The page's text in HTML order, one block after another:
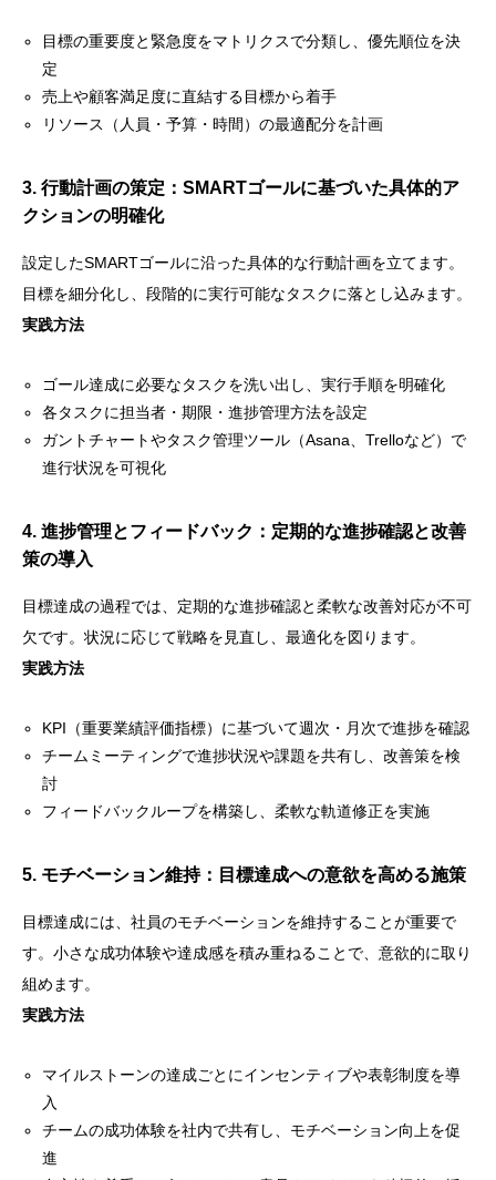
目標の重要度と緊急度をマトリクスで分類し、優先順位を決
定
売上や顧客満足度に直結する目標から着手
リソース（人員・予算・時間）の最適配分を計画
3. 行動計画の策定：SMARTゴールに基づいた具体的ア
クションの明確化
設定したSMARTゴールに沿った具体的な行動計画を立てます。
目標を細分化し、段階的に実行可能なタスクに落とし込みます。
実践方法
ゴール達成に必要なタスクを洗い出し、実行手順を明確化
各タスクに担当者・期限・進捗管理方法を設定
ガントチャートやタスク管理ツール（Asana、Trelloなど）で
進行状況を可視化
4. 進捗管理とフィードバック：定期的な進捗確認と改善
策の導入
目標達成の過程では、定期的な進捗確認と柔軟な改善対応が不可
欠です。状況に応じて戦略を見直し、最適化を図ります。
実践方法
KPI（重要業績評価指標）に基づいて週次・月次で進捗を確認
チームミーティングで進捗状況や課題を共有し、改善策を検
討
フィードバックループを構築し、柔軟な軌道修正を実施
5. モチベーション維持：目標達成への意欲を高める施策
目標達成には、社員のモチベーションを維持することが重要で
す。小さな成功体験や達成感を積み重ねることで、意欲的に取り
組めます。
実践方法
マイルストーンの達成ごとにインセンティブや表彰制度を導
入
チームの成功体験を社内で共有し、モチベーション向上を促
進